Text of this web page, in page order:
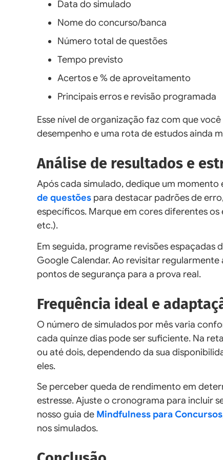
Data do simulado
Nome do concurso/banca
Número total de questões
Tempo previsto
Acertos e % de aproveitamento
Principais erros e revisão programada
Esse nível de organização faz com que
desempenho e uma rota de estudos ainda
Análise de resultados e
Após cada simulado, dedique um
de questões para destacar padrões de
específicos. Marque em cores diferentes
etc.).
Em seguida, programe revisões
Google Calendar. Ao revisitar
pontos de segurança para a prova real.
Frequência ideal e
O número de simulados por mês varia
cada quinze dias pode ser suficiente. Na
ou até dois, dependendo da sua
eles.
Se perceber queda de rendimento em
estresse. Ajuste o cronograma para incluir
nosso guia de Mindfulness para Concursos
nos simulados.